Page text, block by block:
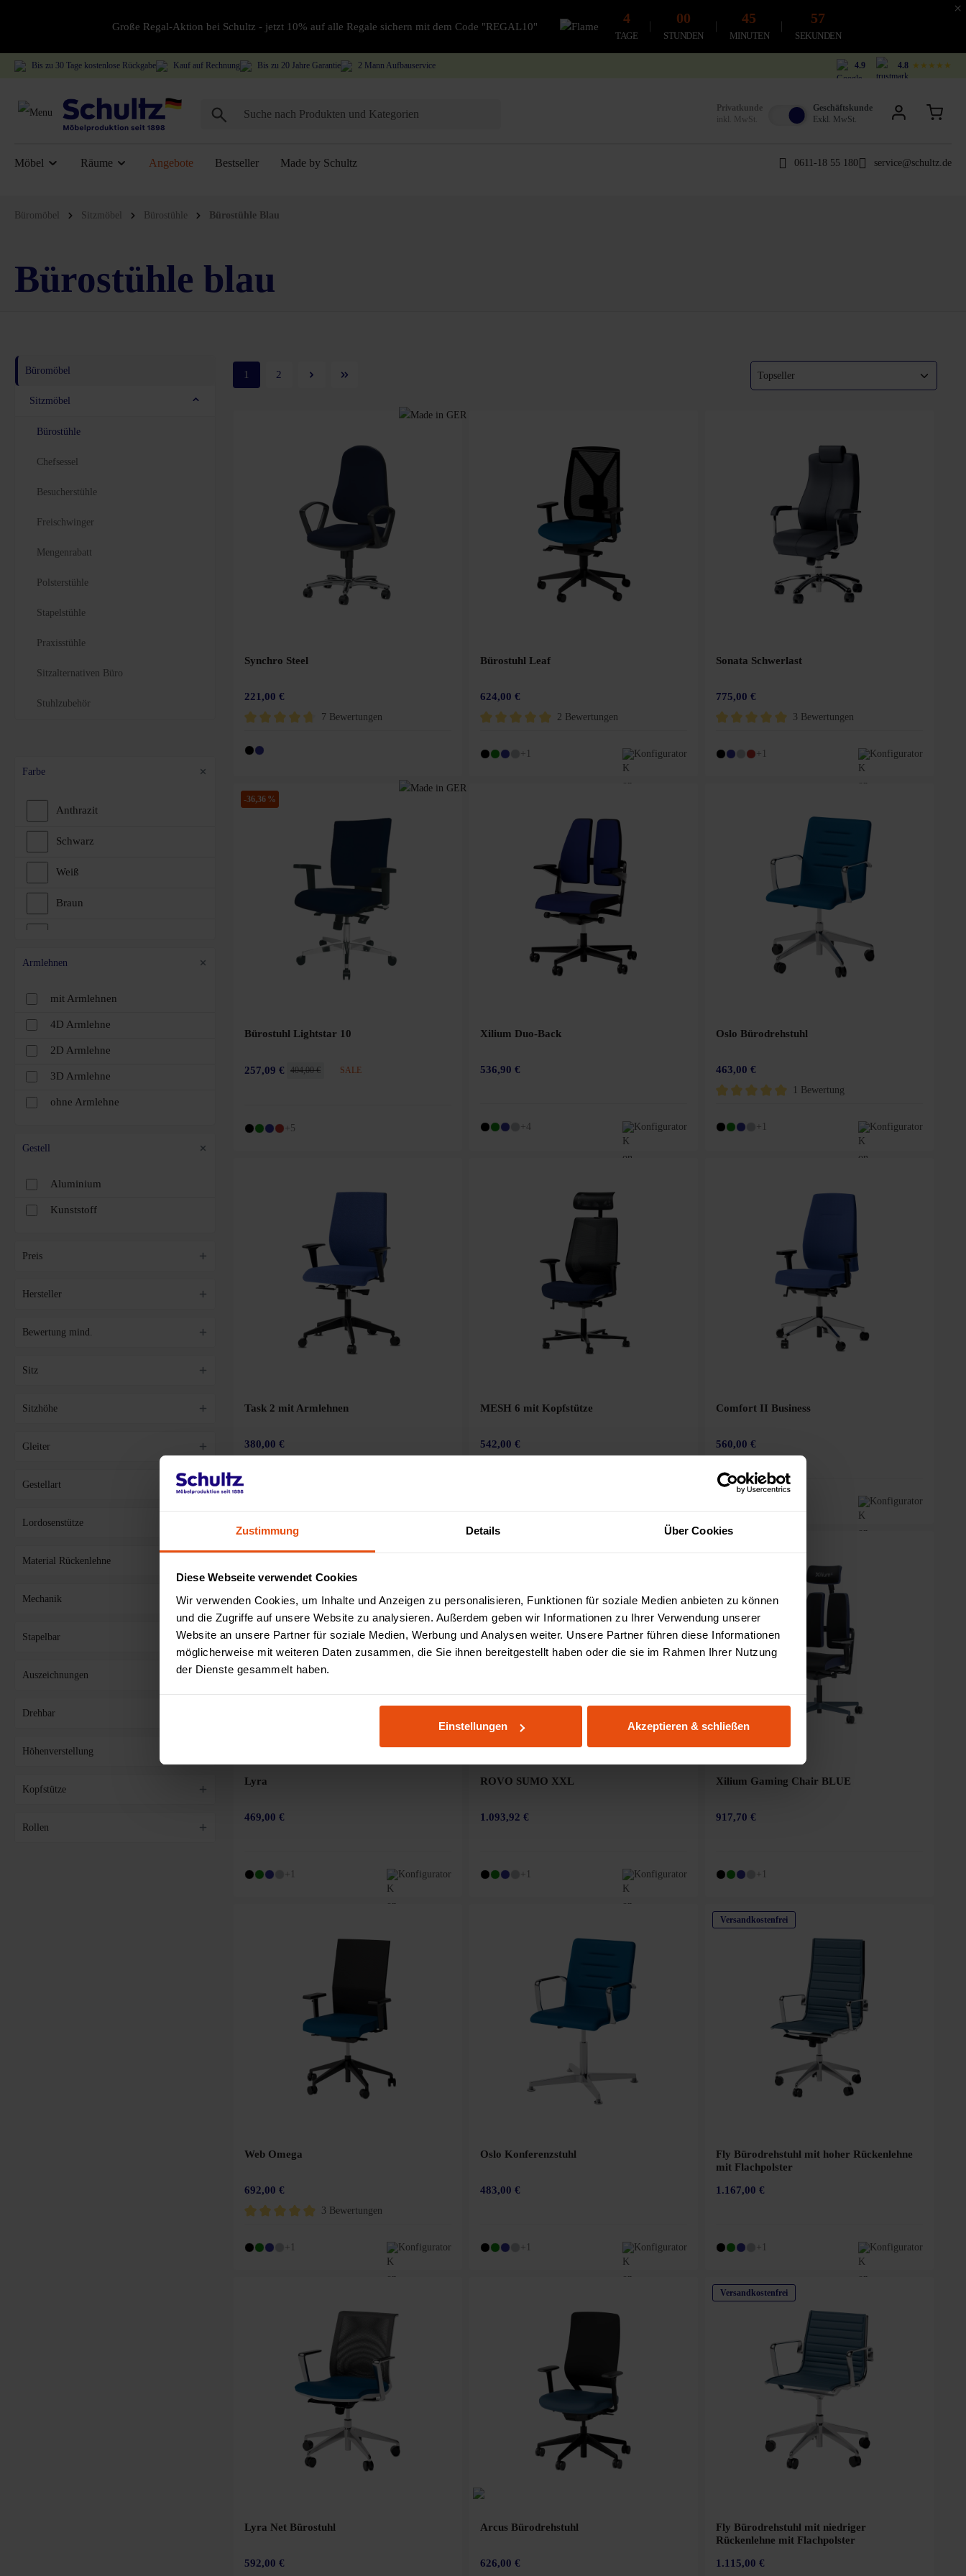
Zustimmung Details Über Cookies
Diese Webseite verwendet Cookies
Wir verwenden Cookies, um Inhalte und Anzeigen zu personalisieren, Funktionen für soziale Medien anbieten zu können
und die Zugriffe auf unsere Website zu analysieren. Außerdem geben wir Informationen zu Ihrer Verwendung unserer
Website an unsere Partner für soziale Medien, Werbung und Analysen weiter. Unsere Partner führen diese Informationen
möglicherweise mit weiteren Daten zusammen, die Sie ihnen bereitgestellt haben oder die sie im Rahmen Ihrer Nutzung
der Dienste gesammelt haben.
Einstellungen Akzeptieren & schließen
×
Große Regal-Aktion bei Schultz - jetzt 10% auf alle Regale sichern mit dem Code "REGAL10"
4
TAGE
00
STUNDEN
45
MINUTEN
56
SEKUNDEN
Bis zu 30 Tage kostenlose Rückgabe Kauf auf Rechnung Bis zu 20 Jahre Garantie 2 Mann Aufbauservice 4.9 4.8 ★★★★★
Privatkunde
inkl. MwSt.
Geschäftskunde
Exkl. MwSt.
Möbel Räume Angebote Bestseller Made by Schultz 0611-18 55 180 service@schultz.de
Büromöbel Sitzmöbel Bürostühle Bürostühle Blau
Bürostühle blau
Büromöbel
Sitzmöbel
Bürostühle
Chefsessel
Besucherstühle
Freischwinger
Mengenrabatt
Polsterstühle
Stapelstühle
Praxisstühle
Sitzalternativen Büro
Stuhlzubehör
Farbe
Anthrazit
Schwarz
Weiß
Braun
Blau
Gelb
Hellgrau
Dunkelblau
Beige
Hellrot
Armlehnen
mit Armlehnen
4D Armlehne
2D Armlehne
3D Armlehne
ohne Armlehne
Gestell
Aluminium
Kunststoff
Preis
Hersteller
Bewertung mind.
Sitz
Sitzhöhe
Gleiter
Gestellart
Lordosenstütze
Material Rückenlehne
Mechanik
Stapelbar
Auszeichnungen
Drehbar
Höhenverstellung
Kopfstütze
Rollen
1 2
Synchro Steel
221,00 €
7 Bewertungen
Bürostuhl Leaf
624,00 €
2 Bewertungen
+1 Konfigurator
Sonata Schwerlast
775,00 €
3 Bewertungen
+1 Konfigurator
-36,36 %
Bürostuhl Lightstar 10
257,09 € 404,00 € SALE
+5
Xilium Duo-Back
536,90 €
+4 Konfigurator
Oslo Bürodrehstuhl
463,00 €
1 Bewertung
+1 Konfigurator
Task 2 mit Armlehnen
380,00 €
MESH 6 mit Kopfstütze
542,00 €
Comfort II Business
560,00 €
Konfigurator
Lyra
469,00 €
+1 Konfigurator
ROVO SUMO XXL
1.093,92 €
+1 Konfigurator
Xilium Gaming Chair BLUE
917,70 €
+1
Web Omega
692,00 €
3 Bewertungen
+1 Konfigurator
Oslo Konferenzstuhl
483,00 €
+1 Konfigurator
Versandkostenfrei
Fly Bürodrehstuhl mit hoher Rückenlehne
mit Flachpolster
1.167,00 €
+1 Konfigurator
Lyra Net Bürostuhl
592,00 €
Arcus Bürodrehstuhl
626,00 €
Versandkostenfrei
Fly Bürodrehstuhl mit niedriger
Rückenlehne mit Flachpolster
1.115,00 €